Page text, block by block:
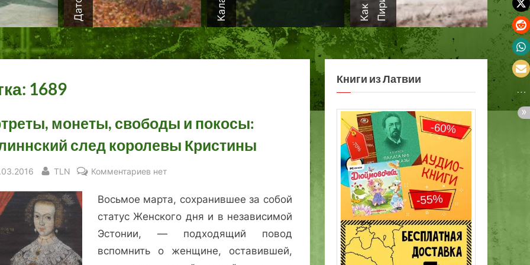
1689
монеты, свободы и покосы:
след королевы Кристины
By
TLN Комментариев к
Портреты,
монеты,
свободы
нет
Восьмое марта, сохранившее за собой
статус Женского дня и в независимой
Эстонии, — подходящий повод
вспомнить о женщине, оставившей,
Книги из Латвии